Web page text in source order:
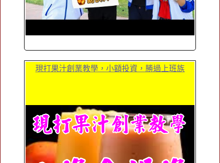
現打果汁創業教學，小額投資，勝過上班族